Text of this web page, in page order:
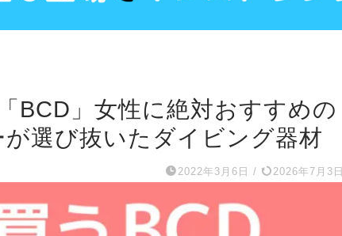
BCD」女性に絶対おすすめの
選び抜いたダイビング器材
2022年3月6日 / 2026年7月3日